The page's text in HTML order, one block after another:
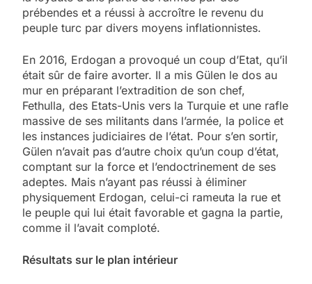
prébendes et a réussi à accroître le revenu du
peuple turc par divers moyens inflationnistes.
En 2016, Erdogan a provoqué un coup d’Etat, qu’il
était sûr de faire avorter. Il a mis Gülen le dos au
mur en préparant l’extradition de son chef,
Fethulla, des Etats-Unis vers la Turquie et une rafle
massive de ses militants dans l’armée, la police et
les instances judiciaires de l’état. Pour s’en sortir,
Gülen n’avait pas d’autre choix qu’un coup d’état,
comptant sur la force et l’endoctrinement de ses
adeptes. Mais n’ayant pas réussi à éliminer
physiquement Erdogan, celui-ci rameuta la rue et
le peuple qui lui était favorable et gagna la partie,
comme il l’avait comploté.
Résultats sur le plan intérieur